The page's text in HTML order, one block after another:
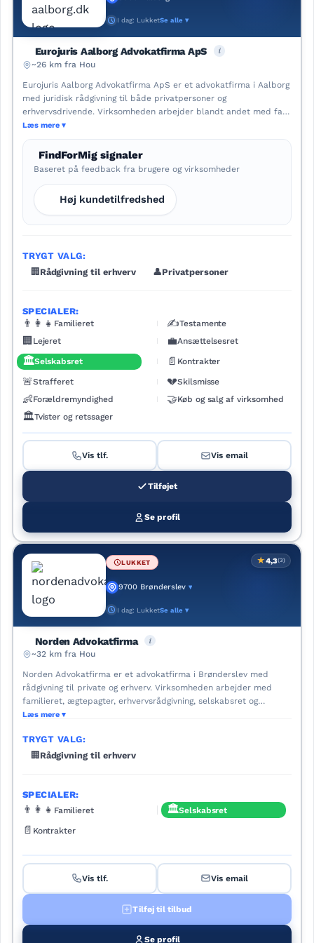
I dag: LukketSe alle ▾
Eurojuris Aalborg Advokatfirma ApS i
~26 km fra Hou
Eurojuris Aalborg Advokatfirma ApS er et advokatfirma i Aalborg
med juridisk rådgivning til både privatpersoner og
erhvervsdrivende. Virksomheden arbejder blandt andet med fast
ejendom, entrepriseret, erhvervsret, strafferet, selskabsret og
rekonstruktion. Hjemmesiden nævner også familie og børnesager,
udlændingeret og personskadeerstatning. Firmaet har afdelinger i
Aalborg og Frederikshavn.
Læs mere
FindForMig signaler
Baseret på feedback fra brugere og virksomheder
Høj kundetilfredshed
TRYGT VALG:
🏢 Rådgivning til erhverv 👤Privatpersoner
SPECIALER:
👨‍👩‍👧 Familieret ✍️Testamente
🏢 Lejeret 💼Ansættelsesret
🏛️Selskabsret 📄 Kontrakter
🚨Strafferet 💔Skilsmisse
👶Forældremyndighed 🤝Køb og salg af virksomhed
🏛️Tvister og retssager
Vis tlf. Vis email
Tilføjet
Se profil
LUKKET
9700 Brønderslev ▾
I dag: LukketSe alle ▾
★4,3(3)
Norden Advokatfirma i
~32 km fra Hou
Norden Advokatfirma er et advokatfirma i Brønderslev med
rådgivning til private og erhverv. Virksomheden arbejder med
familieret, ægtepagter, erhvervsrådgivning, selskabsret og
landbrugsrelaterede sager. Hjemmesiden beskriver også
landbrugshandler og køb og salg af landbrugsejendomme. Den
har kontorer flere steder i Nordjylland.
Læs mere
TRYGT VALG:
🏢 Rådgivning til erhverv
SPECIALER:
👨‍👩‍👧 Familieret 🏛️Selskabsret
📄 Kontrakter
Vis tlf. Vis email
Tilføj til tilbud
Se profil